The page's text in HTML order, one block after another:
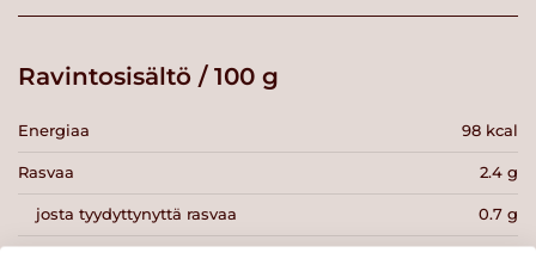
Ravintosisältö / 100 g
Energiaa 98 kcal
Rasvaa 2.4 g
josta tyydyttynyttä rasvaa 0.7 g